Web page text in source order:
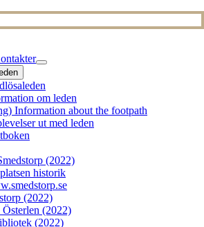
om leden
Information about the footpath
ut med leden
(2022)
historik
(2022)
(2022)
(2022)